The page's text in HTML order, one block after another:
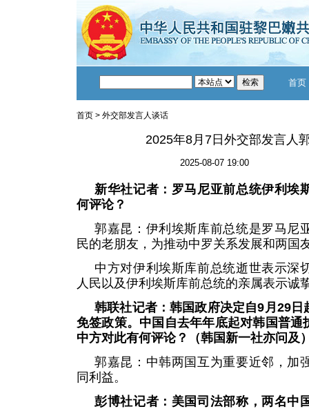
首页
首页 > 外交部发言人谈话
2025年8月7日外交部发言人
2025-08-07 19:00
新华社记者：罗马尼亚前总统伊利埃
何评论？
郭嘉昆：伊利埃斯库前总统是罗马尼
民的老朋友，为推动中罗关系发展和两国
中方对伊利埃斯库前总统逝世表示深
人民以及伊利埃斯库前总统的亲属表示诚
韩联社记者：韩国政府决定自9月29
免签政策。中国自去年年底起对韩国普通
中方对此有何评论？（韩国新一社亦问及
郭嘉昆：中韩两国互为重要近邻，加
同利益。
彭博社记者：美国司法部称，两名中